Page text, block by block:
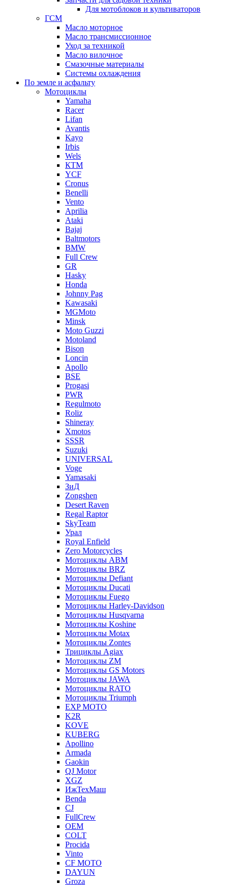
Для мотоблоков и культиваторов
ГСМ
Масло моторное
Масло трансмиссионное
Уход за техникой
Масло вилочное
Смазочные материалы
Системы охлаждения
По земле и асфальту
Мотоциклы
Yamaha
Racer
Lifan
Avantis
Kayo
Irbis
Wels
КТМ
YCF
Cronus
Benelli
Vento
Aprilia
Ataki
Bajaj
Baltmotors
BMW
Full Crew
GR
Hasky
Honda
Johnny Pag
Kawasaki
MGMoto
Minsk
Moto Guzzi
Motoland
Bison
Loncin
Apollo
BSE
Progasi
PWR
Regulmoto
Roliz
Shineray
Xmotos
SSSR
Suzuki
UNIVERSAL
Voge
Yamasaki
ЗиД
Zongshen
Desert Raven
Regal Raptor
SkyTeam
Урал
Royal Enfield
Zero Motorcycles
Мотоциклы ABM
Мотоциклы BRZ
Мотоциклы Defiant
Мотоциклы Ducati
Мотоциклы Fuego
Мотоциклы Harley-Davidson
Мотоциклы Husqvarna
Мотоциклы Koshine
Мотоциклы Motax
Мотоциклы Zontes
Трициклы Agiax
Мотоциклы ZM
Мотоциклы GS Motors
Мотоциклы JAWA
Мотоциклы RATO
Мотоциклы Triumph
EXP MOTO
K2R
KOVE
KUBERG
Apollino
Armada
Gaokin
QJ Motor
XGZ
ИжТехМаш
Benda
CJ
FullCrew
OEM
COLT
Procida
Vinto
CF MOTO
DAYUN
Groza